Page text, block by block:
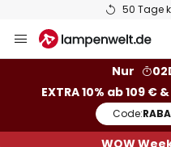
50 Tage
Inhalt
Nur
EXTRA 10% ab 109 €
Code:
WOW